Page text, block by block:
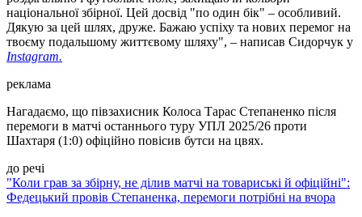
національної збірної. Цей досвід "по один бік" – особливий.
Дякую за цей шлях, друже. Бажаю успіху та нових перемог на
твоєму подальшому життєвому шляху", – написав Сидорчук у
Instagram.
реклама
Нагадаємо, що півзахисник Колоса Тарас Степаненко після
перемоги в матчі останнього туру УПЛ 2025/26 проти
Шахтаря (1:0) офіційно повісив бутси на цвях.
до речі
"Коли грав за збірну, не ділив матчі на товариські й офіційні":
Федецький провів Степаненка, перемоги потрібні на вчора